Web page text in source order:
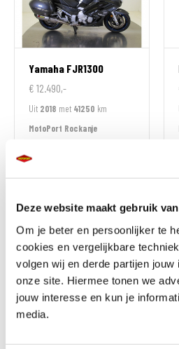
Deze website maakt gebruik
Om je beter en persoonlijker te
cookies en vergelijkbare
volgen wij en derde partijen jouw
onze site. Hiermee tonen we
jouw interesse en kun je
media.
Yamaha FJR1300
€ 12.490,-
Uit 2018 met 41250 km
MotoPort Rockanje
BMW
F 900 R
€ 10.490,-
Uit2026